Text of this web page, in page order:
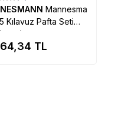
Mannesmann
Kılavuz Pafta Seti
TL